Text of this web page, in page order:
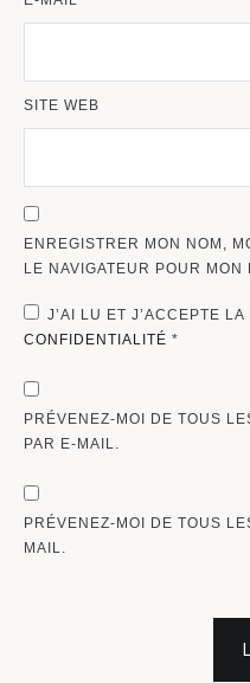
SITE WEB
ENREGISTRER MON NOM,
LE NAVIGATEUR POUR
J’AI LU ET J’ACCEPTE LA
CONFIDENTIALITÉ *
PRÉVENEZ-MOI DE TOUS
PAR E-MAIL.
PRÉVENEZ-MOI DE TOUS
MAIL.